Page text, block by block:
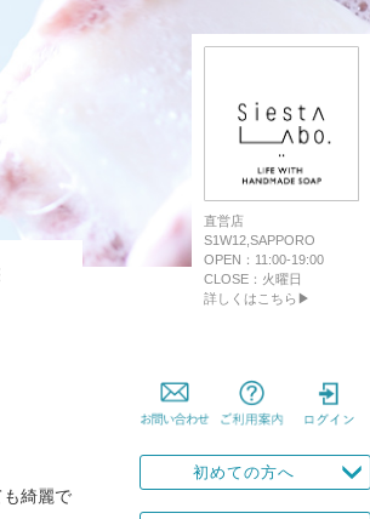
直営店
S1W12,SAPPORO
OPEN：11:00-19:00
CLOSE：火曜日
詳しくはこちら▶
綺麗で
初めての方へ